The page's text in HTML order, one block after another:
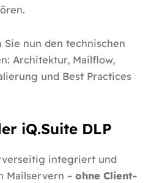
nun den technischen
Architektur, Mailflow,
und Best Practices
iQ.Suite DLP
integriert und
Mailservern – ohne Client-